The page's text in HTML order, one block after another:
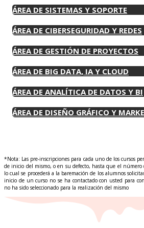
ÁREA DE SISTEMAS Y SOPORTE
ÁREA DE CIBERSEGURIDAD Y REDES
ÁREA DE GESTIÓN DE PROYECTOS
ÁREA DE BIG DATA, IA Y CLOUD
ÁREA DE ANALÍTICA DE DATOS Y BI
ÁREA DE DISEÑO GRÁFICO Y
*Nota: Las pre-inscripciones para cada uno de los cursos
de inicio del mismo, o en su defecto, hasta que el número
lo cual se procederá a la baremación de los alumnos
inicio de un curso no se ha contactado con usted para
no ha sido seleccionado para la realización del mismo